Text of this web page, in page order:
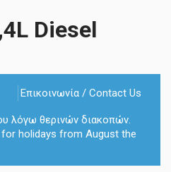
Diesel
Επικοινωνία / Contact Us
λόγω θερινών διακοπών.
holidays from August the